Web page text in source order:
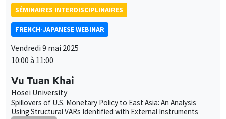
SÉMINAIRES INTERDISCIPLINAIRES
FRENCH-JAPANESE WEBINAR
Vendredi 9 mai 2025
10:00 à 11:00
Vu Tuan Khai
Hosei University
Spillovers of U.S. Monetary Policy to East Asia: An Analysis
Using Structural VARs Identified with External Instruments